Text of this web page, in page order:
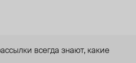
всегда знают, какие